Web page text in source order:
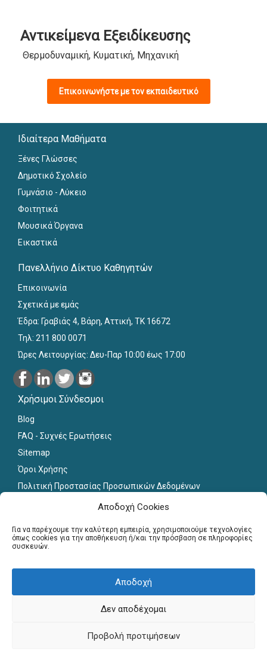
Αποδοχή Cookies
Για να παρέχουμε την καλύτερη εμπειρία, χρησιμοποιούμε τεχνολογίες
όπως cookies για την αποθήκευση ή/και την πρόσβαση σε πληροφορίες
συσκευών.
Αποδοχή
Δεν αποδέχομαι
Προβολή προτιμήσεων
Αντικείμενα Εξειδίκευσης
Θερμοδυναμική, Κυματική, Μηχανική
Επικοινωνήστε με τον εκπαιδευτικό
Ιδιαίτερα Μαθήματα
Ξένες Γλώσσες
Δημοτικό Σχολείο
Γυμνάσιο - Λύκειο
Φοιτητικά
Μουσικά Όργανα
Εικαστικά
Πανελλήνιο Δίκτυο Καθηγητών
Επικοινωνία
Σχετικά με εμάς
Έδρα: Γραβιάς 4, Βάρη, Αττική, ΤΚ 16672
Τηλ: 211 800 0071
Ώρες Λειτουργίας: Δευ-Παρ 10:00 έως 17:00
Χρήσιμοι Σύνδεσμοι
Blog
FAQ - Συχνές Ερωτήσεις
Sitemap
Όροι Χρήσης
Πολιτική Προστασίας Προσωπικών Δεδομένων
Για εκπαιδευτικούς
Εγγραφή
Γραφείο Διασύνδεσης
Copyright © Πανελλήνιο Δίκτυο Καθηγητών, 2013-2026. All
Rights Reserved. Website by